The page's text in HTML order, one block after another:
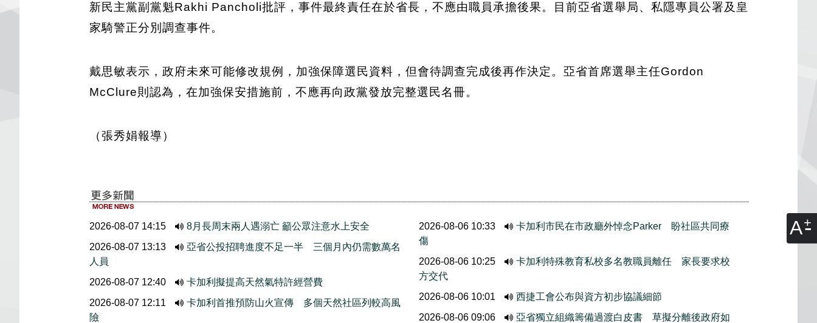
A
新民主黨副黨魁Rakhi Pancholi批評，事件最終責任在於省長，不應由職員承擔後果。目前亞省選舉局、私隱專員公署及皇
家騎警正分別調查事件。
戴思敏表示，政府未來可能修改規例，加強保障選民資料，但會待調查完成後再作決定。亞省首席選舉主任Gordon
McClure則認為，在加強保安措施前，不應再向政黨發放完整選民名冊。
（張秀娟報導）
2026-08-07 14:15
8月長周末兩人遇溺亡 籲公眾注意水上安全
2026-08-07 13:13
亞省公投招聘進度不足一半 三個月內仍需數萬名
人員
2026-08-07 12:40
卡加利擬提高天然氣特許經營費
2026-08-07 12:11
卡加利首推預防山火宣傳 多個天然社區列較高風
險
2026-08-06 10:33
卡加利市民在市政廳外悼念Parker 盼社區共同療
傷
2026-08-06 10:25
卡加利特殊教育私校多名教職員離任 家長要求校
方交代
2026-08-06 10:01
西捷工會公布與資方初步協議細節
2026-08-06 09:06
亞省獨立組織籌備過渡白皮書 草擬分離後政府如